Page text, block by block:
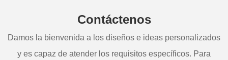
Contáctenos
Damos la bienvenida a los diseños e ideas personalizados
y es capaz de atender los requisitos específicos. Para